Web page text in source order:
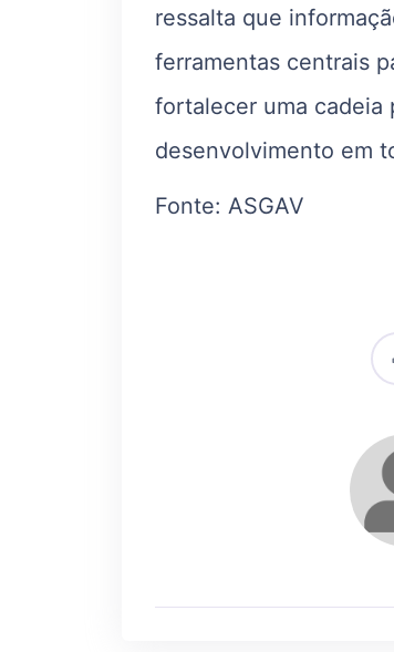
ressalta que
ferramentas centrais
fortalecer uma cadeia
desenvolvimento em
Fonte: ASGAV